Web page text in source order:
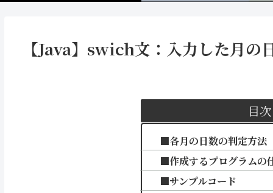
【Java】swich文：入力した月の
目次
■各月の日数の判定方法
■作成するプログラムの
■サンプルコード